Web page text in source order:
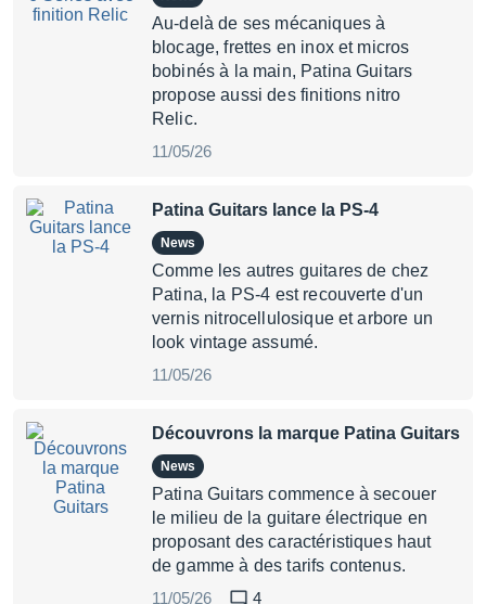
Au-delà de ses mécaniques à
blocage, frettes en inox et micros
bobinés à la main, Patina Guitars
propose aussi des finitions nitro
Relic.
11/05/26
Patina Guitars lance la PS-4
News
Comme les autres guitares de chez
Patina, la PS-4 est recouverte d'un
vernis nitrocellulosique et arbore un
look vintage assumé.
11/05/26
Découvrons la marque Patina Guitars
News
Patina Guitars commence à secouer
le milieu de la guitare électrique en
proposant des caractéristiques haut
de gamme à des tarifs contenus.
11/05/26
4